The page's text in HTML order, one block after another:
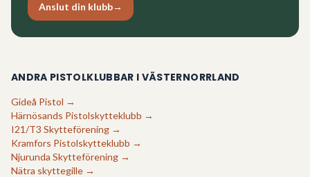
Anslut din klubb→
ANDRA PISTOLKLUBBAR I VÄSTERNORRLAND
Gideå Pistol →
Härnösands Pistolskytteklubb →
I21/T3 Skytteförening →
Kramfors Pistolskytteklubb →
Njurunda Skytteförening →
Nätra skyttegille →